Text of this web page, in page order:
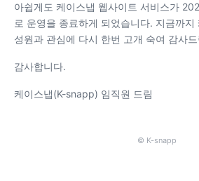
아쉽게도 케이스냅 웹사이트 서비스가
로 운영을 종료하게 되었습니다. 지금까지
성원과 관심에 다시 한번 고개 숙여 감사
감사합니다.
케이스냅(K-snapp) 임직원 드림
© K-snapp